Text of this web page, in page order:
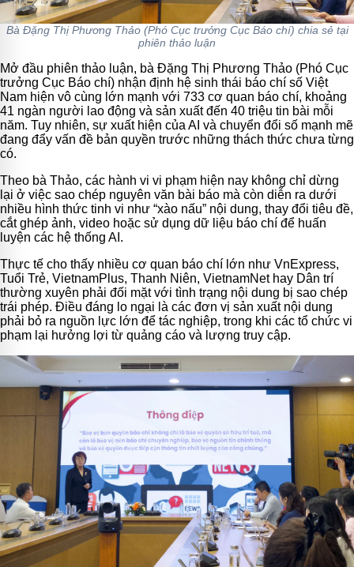
Bà Đặng Thị Phương Thảo (Phó Cục trưởng Cục Báo chí) chia sẻ tại
phiên thảo luận
Mở đầu phiên thảo luận, bà Đặng Thị Phương Thảo (Phó Cục
trưởng Cục Báo chí) nhận định hệ sinh thái báo chí số Việt
Nam hiện vô cùng lớn mạnh với 733 cơ quan báo chí, khoảng
41 ngàn người lao động và sản xuất đến 40 triệu tin bài mỗi
năm. Tuy nhiên, sự xuất hiện của AI và chuyển đổi số mạnh mẽ
đang đẩy vấn đề bản quyền trước những thách thức chưa từng
có.
Theo bà Thảo, các hành vi vi phạm hiện nay không chỉ dừng
lại ở việc sao chép nguyên văn bài báo mà còn diễn ra dưới
nhiều hình thức tinh vi như “xào nấu” nội dung, thay đổi tiêu đề,
cắt ghép ảnh, video hoặc sử dụng dữ liệu báo chí để huấn
luyện các hệ thống AI.
Thực tế cho thấy nhiều cơ quan báo chí lớn như VnExpress,
Tuổi Trẻ, VietnamPlus, Thanh Niên, VietnamNet hay Dân trí
thường xuyên phải đối mặt với tình trạng nội dung bị sao chép
trái phép. Điều đáng lo ngại là các đơn vị sản xuất nội dung
phải bỏ ra nguồn lực lớn để tác nghiệp, trong khi các tổ chức vi
phạm lại hưởng lợi từ quảng cáo và lượng truy cập.